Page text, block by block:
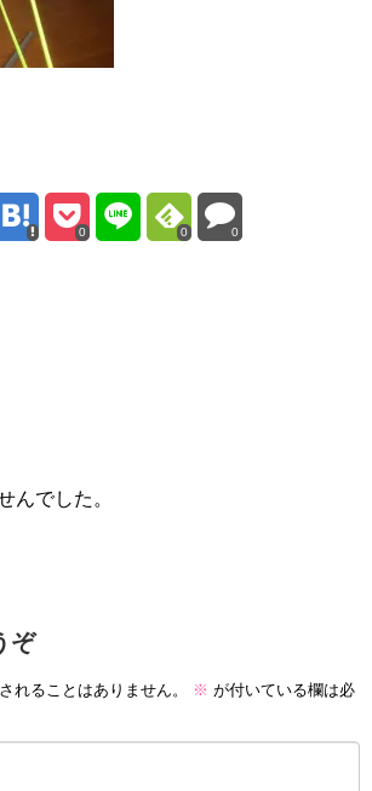
0 0 0
んでした。
ぞ
れることはありません。 ※ が付いている欄は必